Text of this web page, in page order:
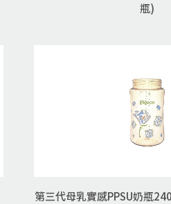
瓶)
第三代母乳實感PPSU奶瓶